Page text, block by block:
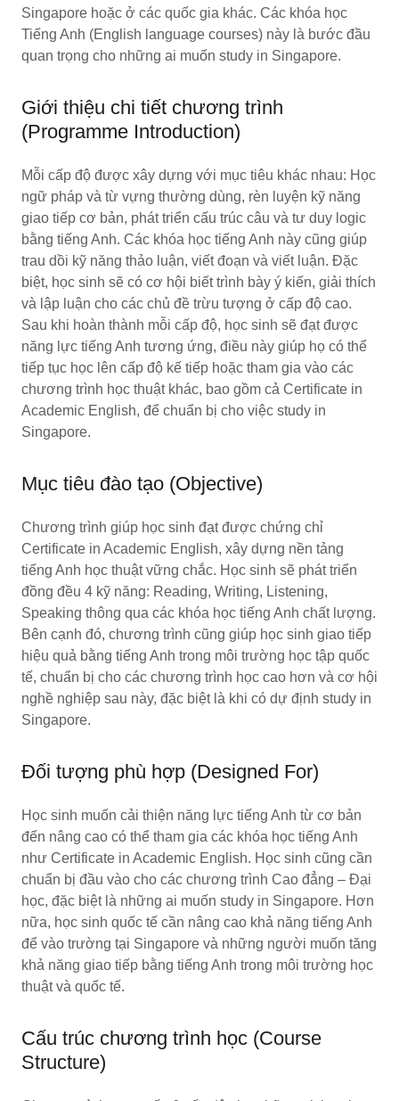
Singapore hoặc ở các quốc gia khác. Các khóa học
Tiếng Anh (English language courses) này là bước đầu
quan trọng cho những ai muốn study in Singapore.
Giới thiệu chi tiết chương trình
(Programme Introduction)
Mỗi cấp độ được xây dựng với mục tiêu khác nhau: Học
ngữ pháp và từ vựng thường dùng, rèn luyện kỹ năng
giao tiếp cơ bản, phát triển cấu trúc câu và tư duy logic
bằng tiếng Anh. Các khóa học tiếng Anh này cũng giúp
trau dồi kỹ năng thảo luận, viết đoạn và viết luận. Đặc
biệt, học sinh sẽ có cơ hội biết trình bày ý kiến, giải thích
và lập luận cho các chủ đề trừu tượng ở cấp độ cao.
Sau khi hoàn thành mỗi cấp độ, học sinh sẽ đạt được
năng lực tiếng Anh tương ứng, điều này giúp họ có thể
tiếp tục học lên cấp độ kế tiếp hoặc tham gia vào các
chương trình học thuật khác, bao gồm cả Certificate in
Academic English, để chuẩn bị cho việc study in
Singapore.
Mục tiêu đào tạo (Objective)
Chương trình giúp học sinh đạt được chứng chỉ
Certificate in Academic English, xây dựng nền tảng
tiếng Anh học thuật vững chắc. Học sinh sẽ phát triển
đồng đều 4 kỹ năng: Reading, Writing, Listening,
Speaking thông qua các khóa học tiếng Anh chất lượng.
Bên cạnh đó, chương trình cũng giúp học sinh giao tiếp
hiệu quả bằng tiếng Anh trong môi trường học tập quốc
tế, chuẩn bị cho các chương trình học cao hơn và cơ hội
nghề nghiệp sau này, đặc biệt là khi có dự định study in
Singapore.
Đối tượng phù hợp (Designed For)
Học sinh muốn cải thiện năng lực tiếng Anh từ cơ bản
đến nâng cao có thể tham gia các khóa học tiếng Anh
như Certificate in Academic English. Học sinh cũng cần
chuẩn bị đầu vào cho các chương trình Cao đẳng – Đại
học, đặc biệt là những ai muốn study in Singapore. Hơn
nữa, học sinh quốc tế cần nâng cao khả năng tiếng Anh
để vào trường tại Singapore và những người muốn tăng
khả năng giao tiếp bằng tiếng Anh trong môi trường học
thuật và quốc tế.
Cấu trúc chương trình học (Course
Structure)